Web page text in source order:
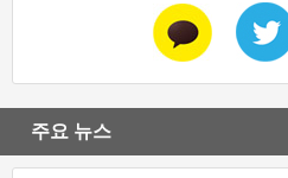
주요 뉴스